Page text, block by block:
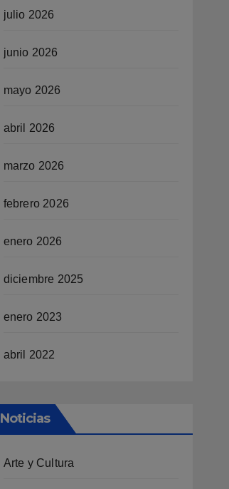
julio 2026
junio 2026
mayo 2026
abril 2026
marzo 2026
febrero 2026
enero 2026
diciembre 2025
enero 2023
abril 2022
Noticias
Arte y Cultura